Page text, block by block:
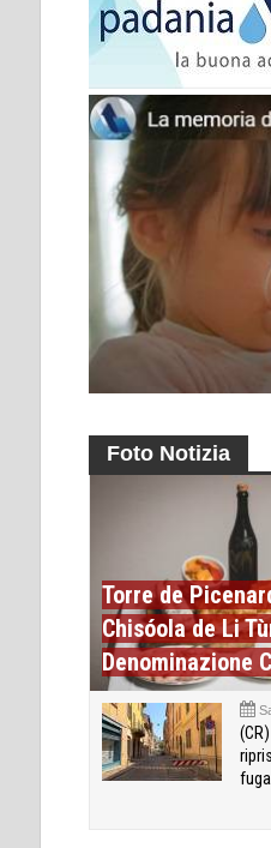
Foto Notizia
Torre de
Chisóola de Li
Denominazione